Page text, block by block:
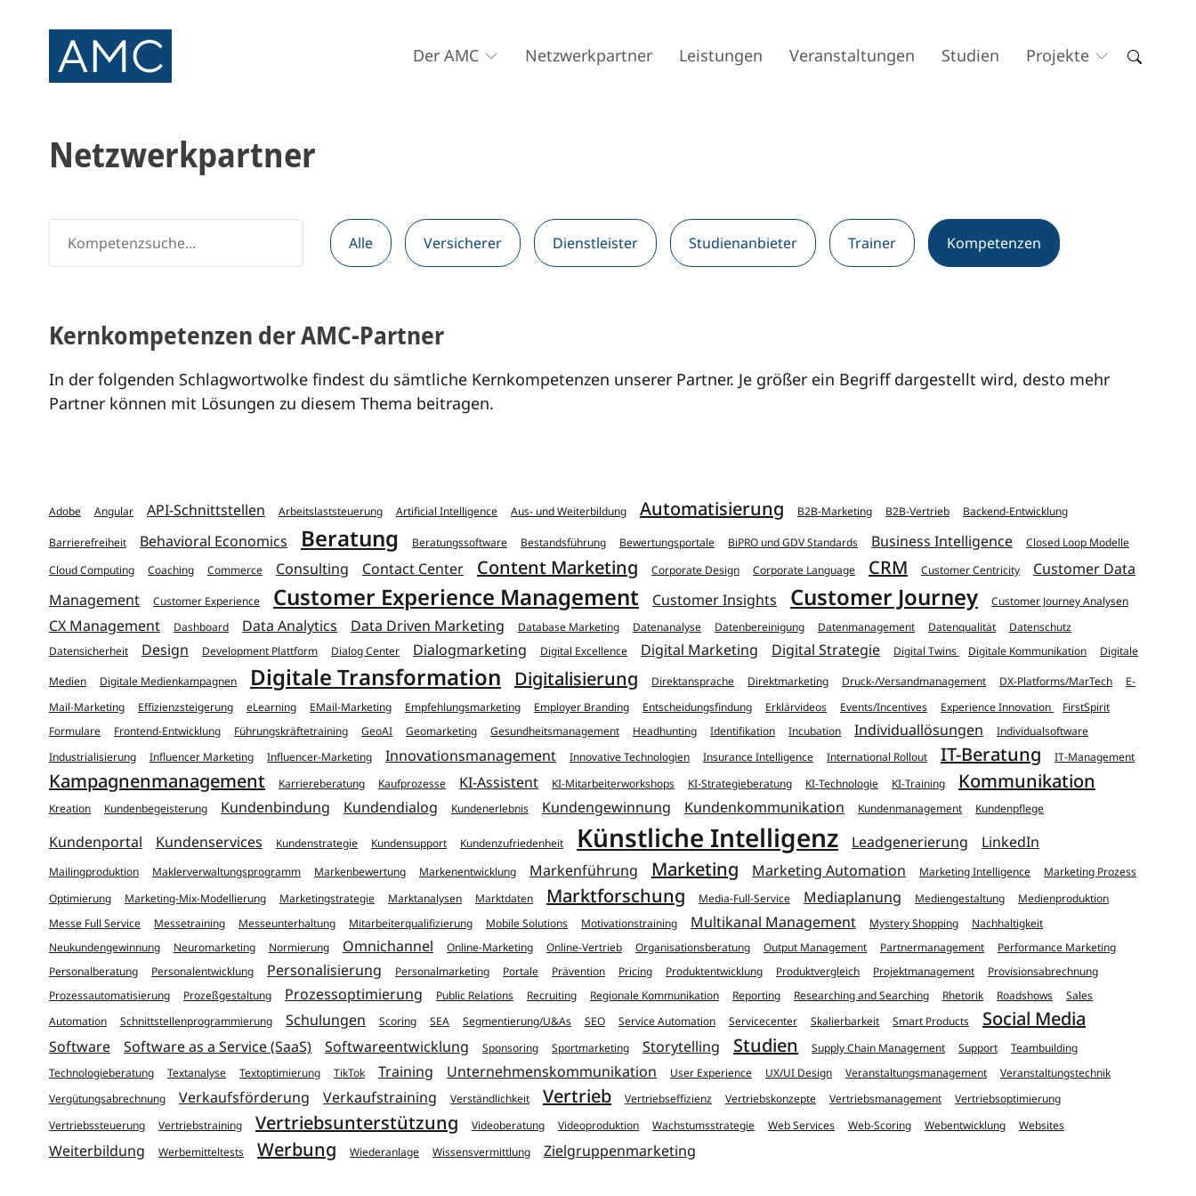
Der AMC Netzwerkpartner Leistungen Veranstaltungen Studien Projekte
Netzwerkpartner
Alle Versicherer Dienstleister Studienanbieter Trainer Kompetenzen
Kernkompetenzen der AMC-Partner
In der folgenden Schlagwortwolke findest du sämtliche Kernkompetenzen unserer Partner. Je größer ein Begriff dargestellt wird, desto mehr
Partner können mit Lösungen zu diesem Thema beitragen.
Adobe Angular API-Schnittstellen Arbeitslaststeuerung Artificial Intelligence Aus- und Weiterbildung Automatisierung B2B-Marketing B2B-Vertrieb Backend-Entwicklung
Barrierefreiheit Behavioral Economics Beratung Beratungssoftware Bestandsführung Bewertungsportale BiPRO und GDV Standards Business Intelligence
Closed Loop Modelle
Cloud Computing
Coaching Commerce Consulting Contact Center Content Marketing Corporate Design Corporate Language CRM Customer Centricity
Customer Data
Management
Customer Experience Customer Experience Management Customer Insights Customer Journey Customer Journey Analysen
CX Management Dashboard Data Analytics Data Driven Marketing Database Marketing Datenanalyse Datenbereinigung Datenmanagement Datenqualität
Datenschutz
Datensicherheit
Design Development Plattform Dialog Center Dialogmarketing Digital Excellence Digital Marketing Digital Strategie Digital Twins Digitale Kommunikation
Digitale
Medien
Digitale Medienkampagnen Digitale Transformation Digitalisierung Direktansprache Direktmarketing Druck-/Versandmanagement DX-Platforms/MarTech
E-
Mail-Marketing
Effizienzsteigerung eLearning EMail-Marketing Empfehlungsmarketing Employer Branding Entscheidungsfindung Erklärvideos Events/Incentives Experience Innovation
FirstSpirit
Formulare
Frontend-Entwicklung Führungskräftetraining GeoAI Geomarketing Gesundheitsmanagement Headhunting Identifikation Incubation Individuallösungen
Individualsoftware
Industrialisierung
Influencer Marketing Influencer-Marketing Innovationsmanagement Innovative Technologien Insurance Intelligence International Rollout IT-Beratung IT-Management
Kampagnenmanagement Karriereberatung Kaufprozesse KI-Assistent KI-Mitarbeiterworkshops KI-Strategieberatung KI-Technologie KI-Training Kommunikation
Kreation Kundenbegeisterung Kundenbindung Kundendialog Kundenerlebnis Kundengewinnung Kundenkommunikation Kundenmanagement Kundenpflege
Kundenportal Kundenservices Kundenstrategie Kundensupport Kundenzufriedenheit Künstliche Intelligenz Leadgenerierung LinkedIn
Mailingproduktion Maklerverwaltungsprogramm Markenbewertung Markenentwicklung Markenführung Marketing Marketing Automation Marketing Intelligence
Marketing Prozess
Optimierung
Marketing-Mix-Modellierung Marketingstrategie Marktanalysen Marktdaten Marktforschung Media-Full-Service Mediaplanung Mediengestaltung
Medienproduktion
Messe Full Service
Messetraining Messeunterhaltung Mitarbeiterqualifizierung Mobile Solutions Motivationstraining Multikanal Management Mystery Shopping
Nachhaltigkeit
Neukundengewinnung
Neuromarketing Normierung Omnichannel Online-Marketing Online-Vertrieb Organisationsberatung Output Management Partnermanagement
Performance Marketing
Personalberatung
Personalentwicklung Personalisierung Personalmarketing Portale Prävention Pricing Produktentwicklung Produktvergleich Projektmanagement
Provisionsabrechnung
Prozessautomatisierung
Prozeßgestaltung Prozessoptimierung Public Relations Recruiting Regionale Kommunikation Reporting Researching and Searching Rhetorik Roadshows
Sales
Automation
Schnittstellenprogrammierung Schulungen Scoring SEA Segmentierung/U&As SEO Service Automation Servicecenter Skalierbarkeit Smart Products Social Media
Software Software as a Service (SaaS) Softwareentwicklung Sponsoring Sportmarketing Storytelling Studien Supply Chain Management Support
Teambuilding
Technologieberatung
Textanalyse Textoptimierung TikTok Training Unternehmenskommunikation User Experience UX/UI Design Veranstaltungsmanagement
Veranstaltungstechnik
Vergütungsabrechnung
Verkaufsförderung Verkaufstraining Verständlichkeit Vertrieb Vertriebseffizienz Vertriebskonzepte Vertriebsmanagement
Vertriebsoptimierung
Vertriebssteuerung
Vertriebstraining Vertriebsunterstützung Videoberatung Videoproduktion Wachstumsstrategie Web Services Web-Scoring Webentwicklung Websites
Weiterbildung Werbemitteltests Werbung Wiederanlage Wissensvermittlung Zielgruppenmarketing